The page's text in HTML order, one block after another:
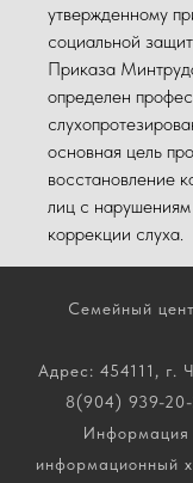
утвержденному
социальной
Приказа
определен
основная цель
восстановление
лиц с нарушениям
коррекции слуха.
Семейный
Адрес: 454111, г.
8(904) 939-
Информация
информационный